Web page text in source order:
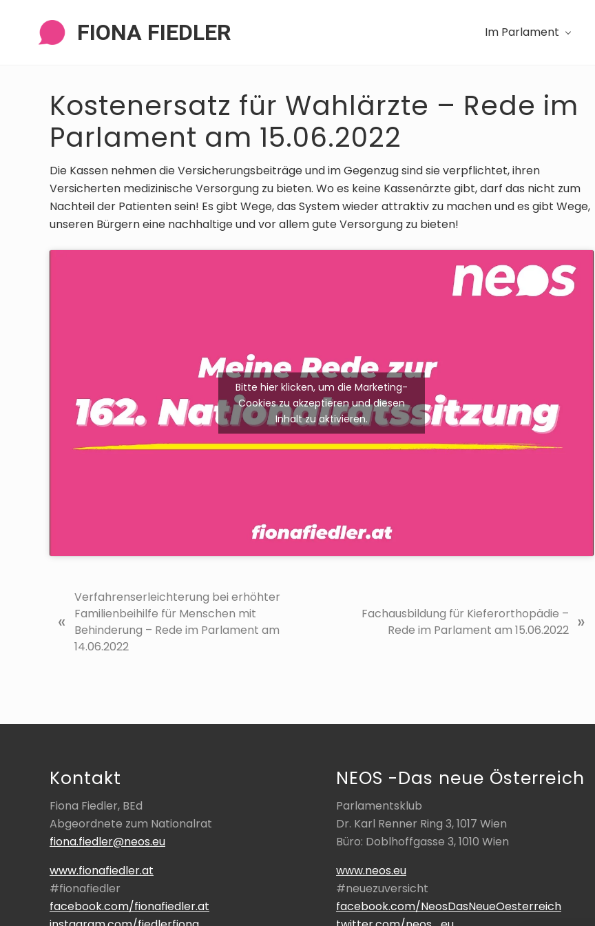
Navigation
springen
springen
Seitenspalte
springen
Fußzeile
springen
FIONA FIEDLER Im Parlament
Kostenersatz für Wahlärzte – Rede im
Parlament am 15.06.2022
Die Kassen nehmen die Versicherungsbeiträge und im Gegenzug sind sie verpflichtet, ihren
Versicherten medizinische Versorgung zu bieten. Wo es keine Kassenärzte gibt, darf das nicht zum
Nachteil der Patienten sein! Es gibt Wege, das System wieder attraktiv zu machen und es gibt Wege,
unseren Bürgern eine nachhaltige und vor allem gute Versorgung zu bieten!
Bitte hier klicken, um die Marketing-
Cookies zu akzeptieren und diesen
Inhalt zu aktivieren.
r
e
e
t
r
a
:
«
Verfahrenserleichterung bei erhöhter
Familienbeihilfe für Menschen mit
Behinderung – Rede im Parlament am
14.06.2022
B
t
a
g
:
Fachausbildung für Kieferorthopädie –
Rede im Parlament am 15.06.2022 »
Kontakt
Fiona Fiedler, BEd
Abgeordnete zum Nationalrat
fiona.fiedler@neos.eu
www.fionafiedler.at
#fionafiedler
facebook.com/fionafiedler.at
NEOS -Das neue Österreich
Parlamentsklub
Dr. Karl Renner Ring 3, 1017 Wien
Büro: Doblhoffgasse 3, 1010 Wien
www.neos.eu
#neuezuversicht
facebook.com/NeosDasNeueOesterreich